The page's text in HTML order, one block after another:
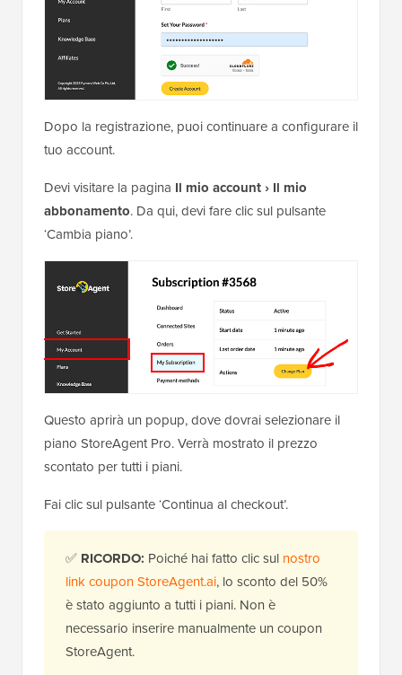
Dopo la registrazione, puoi continuare a configurare il
tuo account.
Devi visitare la pagina Il mio account › Il mio
abbonamento. Da qui, devi fare clic sul pulsante
‘Cambia piano’.
Questo aprirà un popup, dove dovrai selezionare il
piano StoreAgent Pro. Verrà mostrato il prezzo
scontato per tutti i piani.
Fai clic sul pulsante ‘Continua al checkout’.
✅ RICORDO: Poiché hai fatto clic sul nostro
link coupon StoreAgent.ai, lo sconto del 50%
è stato aggiunto a tutti i piani. Non è
necessario inserire manualmente un coupon
StoreAgent.